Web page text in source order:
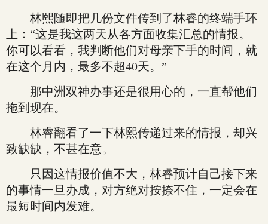
林熙随即把几份文件传到了林睿的终端手环
上：“这是我这两天从各方面收集汇总的情报。
你可以看看，我判断他们对母亲下手的时间，就
在这个月内，最多不超40天。”
那中洲双神办事还是很用心的，一直帮他们
拖到现在。
林睿翻看了一下林熙传递过来的情报，却兴
致缺缺，不甚在意。
只因这情报价值不大，林睿预计自己接下来
的事情一旦办成，对方绝对按捺不住，一定会在
最短时间内发难。